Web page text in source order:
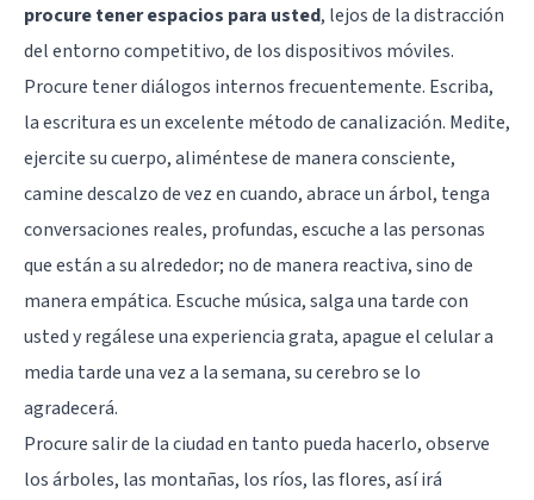
procure tener espacios para usted, lejos de la distracción
del entorno competitivo, de los dispositivos móviles.
Procure tener diálogos internos frecuentemente. Escriba,
la escritura es un excelente método de canalización. Medite,
ejercite su cuerpo, aliméntese de manera consciente,
camine descalzo de vez en cuando, abrace un árbol, tenga
conversaciones reales, profundas, escuche a las personas
que están a su alrededor; no de manera reactiva, sino de
manera empática. Escuche música, salga una tarde con
usted y regálese una experiencia grata, apague el celular a
media tarde una vez a la semana, su cerebro se lo
agradecerá.
Procure salir de la ciudad en tanto pueda hacerlo, observe
los árboles, las montañas, los ríos, las flores, así irá